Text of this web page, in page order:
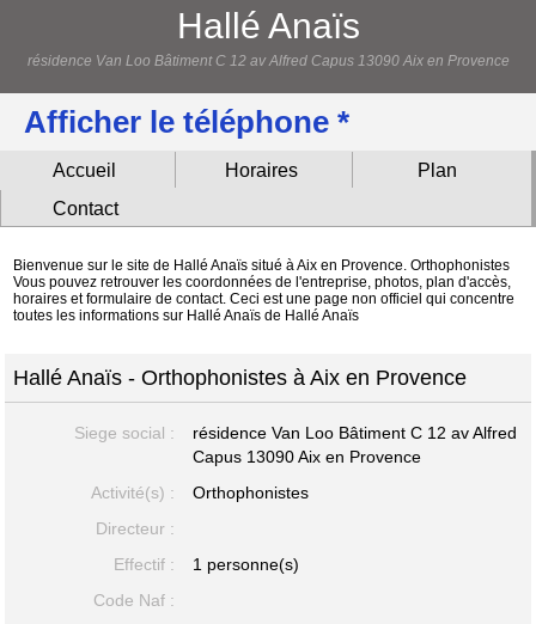
Hallé Anaïs
résidence Van Loo Bâtiment C 12 av Alfred Capus 13090 Aix en Provence
Afficher le téléphone *
Accueil Horaires
Plan
Contact
Bienvenue sur le site de Hallé Anaïs situé à Aix en Provence. Orthophonistes
Vous pouvez retrouver les coordonnées de l'entreprise, photos, plan d'accès,
horaires et formulaire de contact. Ceci est une page non officiel qui concentre
toutes les informations sur Hallé Anaïs de Hallé Anaïs
Hallé Anaïs - Orthophonistes à Aix en Provence
Siege social :
résidence Van Loo Bâtiment C 12 av Alfred
Capus 13090 Aix en Provence
Activité(s) :
Orthophonistes
Directeur :
Effectif :
1 personne(s)
Code Naf :